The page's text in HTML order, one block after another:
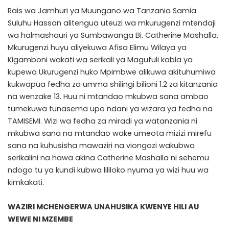
Rais wa Jamhuri ya Muungano wa Tanzania Samia
Suluhu Hassan alitengua uteuzi wa mkurugenzi mtendaji
wa halmashauri ya Sumbawanga Bi. Catherine Mashalla.
Mkurugenzi huyu aliyekuwa Afisa Elimu Wilaya ya
Kigamboni wakati wa serikali ya Magufuli kabla ya
kupewa Ukurugenzi huko Mpimbwe alikuwa akituhumiwa
kukwapua fedha za umma shilingi bilioni 1.2 za kitanzania
na wenzake 13. Huu ni mtandao mkubwa sana ambao
tumekuwa tunasema upo ndani ya wizara ya fedha na
TAMISEMI. Wizi wa fedha za miradi ya watanzania ni
mkubwa sana na mtandao wake umeota mizizi mirefu
sana na kuhusisha mawaziri na viongozi wakubwa
serikalini na hawa akina Catherine Mashalla ni sehemu
ndogo tu ya kundi kubwa lililoko nyuma ya wizi huu wa
kimkakati.
WAZIRI MCHENGERWA UNAHUSIKA KWENYE HILI AU
WEWE NI MZEMBE